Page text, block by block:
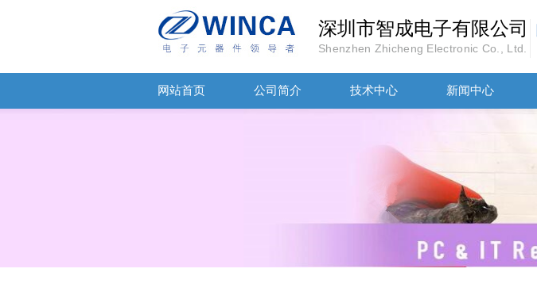
深圳市智成电子有限公司
Shenzhen Zhicheng Electronic Co., Ltd.
网站首页 公司简介 技术中心 新闻中心